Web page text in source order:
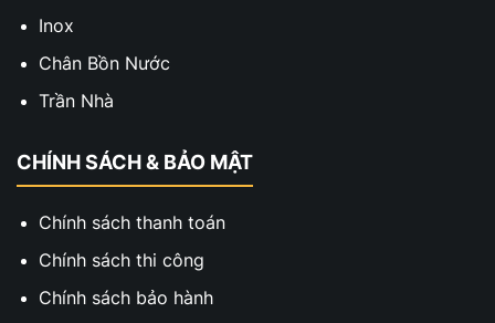
Inox
Chân Bồn Nước
Trần Nhà
CHÍNH SÁCH & BẢO MẬT
Chính sách thanh toán
Chính sách thi công
Chính sách bảo hành